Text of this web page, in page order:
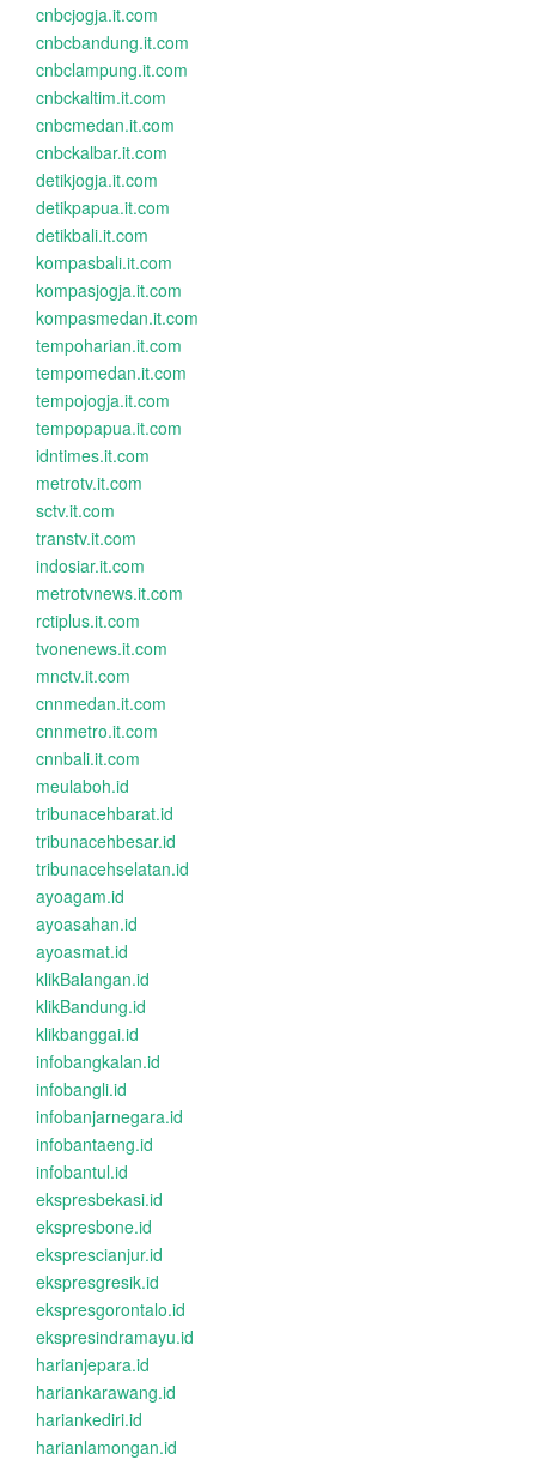
cnbcjogja.it.com
cnbcbandung.it.com
cnbclampung.it.com
cnbckaltim.it.com
cnbcmedan.it.com
cnbckalbar.it.com
detikjogja.it.com
detikpapua.it.com
detikbali.it.com
kompasbali.it.com
kompasjogja.it.com
kompasmedan.it.com
tempoharian.it.com
tempomedan.it.com
tempojogja.it.com
tempopapua.it.com
idntimes.it.com
metrotv.it.com
sctv.it.com
transtv.it.com
indosiar.it.com
metrotvnews.it.com
rctiplus.it.com
tvonenews.it.com
mnctv.it.com
cnnmedan.it.com
cnnmetro.it.com
cnnbali.it.com
meulaboh.id
tribunacehbarat.id
tribunacehbesar.id
tribunacehselatan.id
ayoagam.id
ayoasahan.id
ayoasmat.id
klikBalangan.id
klikBandung.id
klikbanggai.id
infobangkalan.id
infobangli.id
infobanjarnegara.id
infobantaeng.id
infobantul.id
ekspresbekasi.id
ekspresbone.id
eksprescianjur.id
ekspresgresik.id
ekspresgorontalo.id
ekspresindramayu.id
harianjepara.id
hariankarawang.id
hariankediri.id
harianlamongan.id